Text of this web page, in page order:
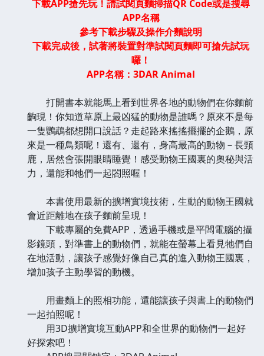
下載APP搶先玩！請試閱頁麵掃描QR Code或是搜尋
APP名稱
參考下載步驟及操作介麵說明
下載完成後，試著將裝置對準試閱頁麵即可搶先試玩
囉！
APP名稱：3DAR Animal
打開書本就能馬上看到世界各地的動物們在你麵前
齣現！你知道草原上最凶猛的動物是誰嗎？原來不是每
一隻鸚鵡都想開口說話？走起路來搖搖擺擺的企鵝，原
來是一種鳥類呢！還有、還有，身高最高的動物－長頸
鹿，居然會張開眼睛睡覺！感受動物王國裏的奧秘與活
力，還能和牠們一起閤照喔！
本書使用最新的擴增實境技術，生動的動物王國就
會近距離地在孩子麵前呈現！
下載專屬的免費APP，透過手機或是平闆電腦的攝
影鏡頭，對準書上的動物們，就能在螢幕上看見牠們自
在地活動，讓孩子感覺好像自己真的進入動物王國裏，
增加孩子主動學習的動機。
用畫麵上的照相功能，還能讓孩子與書上的動物們
一起拍照呢！
用3D擴增實境互動APP和全世界的動物們一起好
好探索吧！